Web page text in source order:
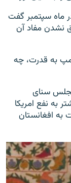
ماه سپتمبر گفت
نشدن مفاد آن
به قدرت، چه
سنای
به نفع امریکا
به افغانستان